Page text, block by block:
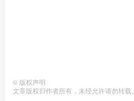
© 版权声明
文章版权归作者所有，未经允许请勿转载。